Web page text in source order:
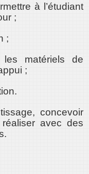
à l’étudiant
;
;
matériels de
;
concevoir
avec des